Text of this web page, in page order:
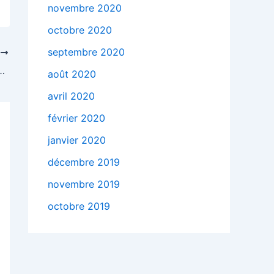
de la Tamise en running
novembre 2020
octobre 2020
septembre 2020
août 2020
avril 2020
février 2020
janvier 2020
décembre 2019
novembre 2019
octobre 2019